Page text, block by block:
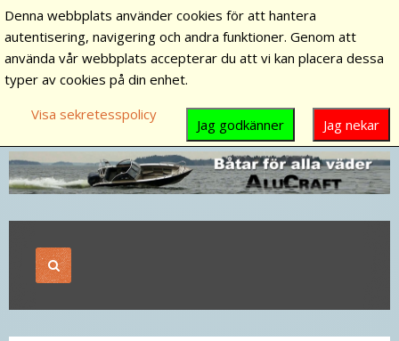
Denna webbplats använder cookies för att hantera
autentisering, navigering och andra funktioner. Genom att
använda vår webbplats accepterar du att vi kan placera dessa
typer av cookies på din enhet.
Visa sekretesspolicy
Jag nekar
Jag godkänner